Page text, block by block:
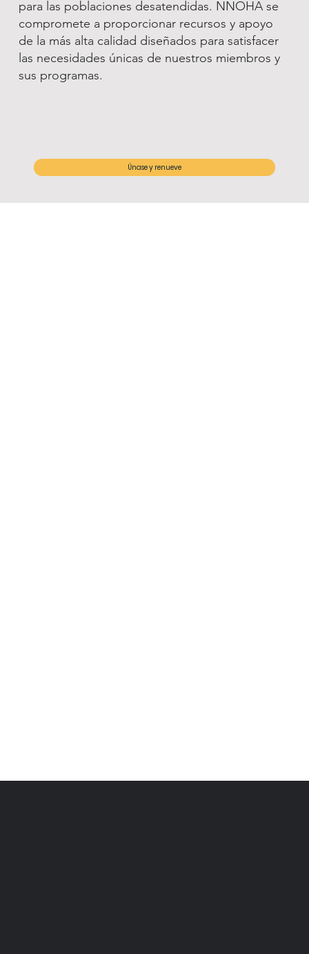
para las poblaciones desatendidas. NNOHA se
compromete a proporcionar recursos y apoyo
de la más alta calidad diseñados para satisfacer
las necesidades únicas de nuestros miembros y
sus programas.
Únase y renueve